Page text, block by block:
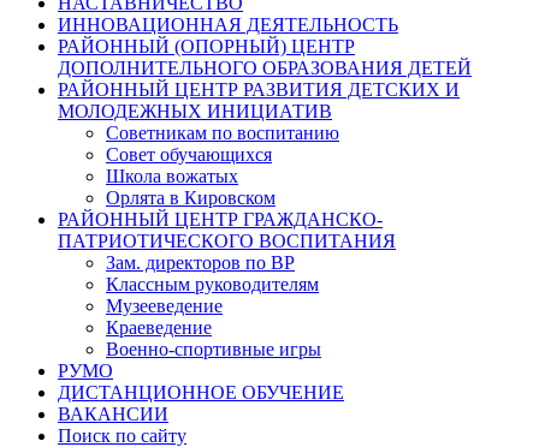
ИННОВАЦИОННАЯ ДЕЯТЕЛЬНОСТЬ
РАЙОННЫЙ (ОПОРНЫЙ) ЦЕНТР
ДОПОЛНИТЕЛЬНОГО ОБРАЗОВАНИЯ ДЕТЕЙ
РАЙОННЫЙ ЦЕНТР РАЗВИТИЯ ДЕТСКИХ И
МОЛОДЕЖНЫХ ИНИЦИАТИВ
Советникам по воспитанию
Совет обучающихся
Школа вожатых
Орлята в Кировском
РАЙОННЫЙ ЦЕНТР ГРАЖДАНСКО-
ПАТРИОТИЧЕСКОГО ВОСПИТАНИЯ
Зам. директоров по ВР
Классным руководителям
Музееведение
Краеведение
Военно-спортивные игры
РУМО
ДИСТАНЦИОННОЕ ОБУЧЕНИЕ
ВАКАНСИИ
Поиск по сайту